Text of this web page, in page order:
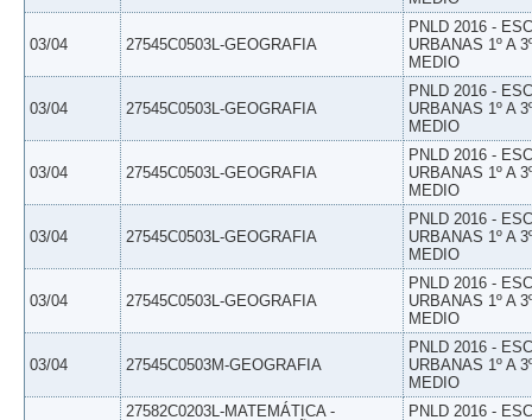
03/04 27545C0503L-GEOGRAFIA
PNLD 2016 -
URBANAS 1º A
MEDIO
03/04 27545C0503L-GEOGRAFIA
PNLD 2016 -
URBANAS 1º A
MEDIO
03/04 27545C0503L-GEOGRAFIA
PNLD 2016 -
URBANAS 1º A
MEDIO
03/04 27545C0503L-GEOGRAFIA
PNLD 2016 -
URBANAS 1º A
MEDIO
03/04 27545C0503L-GEOGRAFIA
PNLD 2016 -
URBANAS 1º A
MEDIO
03/04 27545C0503M-GEOGRAFIA
PNLD 2016 -
URBANAS 1º A
MEDIO
27582C0203L-MATEMÁTICA -
PNLD 2016 -